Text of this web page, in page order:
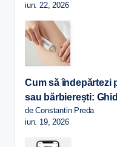
iun. 22, 2026
Cum să îndepărtezi
sau bărbierești:
de Constantin Preda
iun. 19, 2026